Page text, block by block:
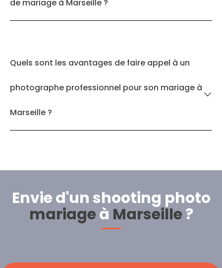
de mariage à Marseille ?
Quels sont les avantages de faire appel à un
photographe professionnel pour son mariage à
Marseille ?
Envie d'un shooting photo
mariageà Marseille?